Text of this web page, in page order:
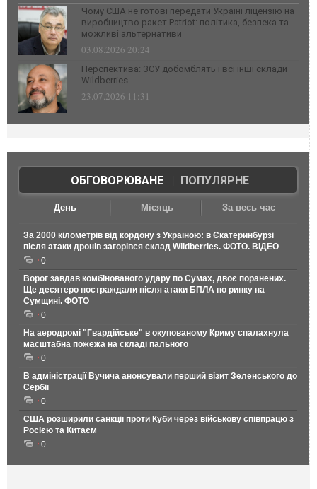
Чому США не готові передати Україні ліцензію на
виробництво ракет Patriot: політика, безпека та
можливі альтернативи
03.08.2026 20:24
Перспектива: ЗСУ добомблять і всі інші склади
Wildberries
23.07.2026 11:31
ОБГОВОРЮВАНЕ| ПОПУЛЯРНЕ
День Місяць За весь час
За 2000 кілометрів від кордону з Україною: в Єкатеринбурзі
після атаки дронів загорівся склад Wildberries. ФОТО. ВІДЕО
0
Ворог завдав комбінованого удару по Сумах, двоє поранених.
Ще десятеро постраждали після атаки БПЛА по ринку на
Сумщині. ФОТО
0
На аеродромі "Гвардійське" в окупованому Криму спалахнула
масштабна пожежа на складі пального
0
В адміністрації Вучича анонсували перший візит Зеленського до
Сербії
0
США розширили санкції проти Куби через військову співпрацю з
Росією та Китаєм
0